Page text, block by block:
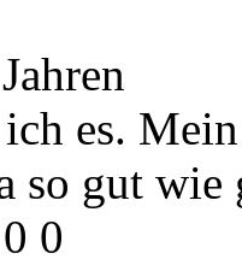
es.
so gut wie
0 0